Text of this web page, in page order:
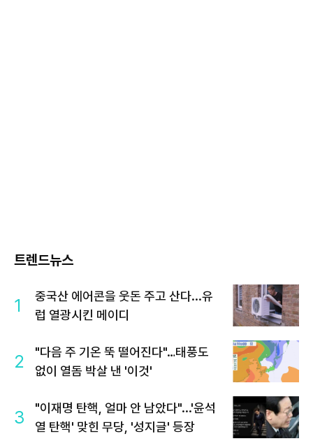
트렌드뉴스
1
중국산 에어콘을 웃돈 주고 산다...유
럽 열광시킨 메이디
2
"다음 주 기온 뚝 떨어진다"…태풍도
없이 열돔 박살 낸 '이것'
3
"이재명 탄핵, 얼마 안 남았다"...'윤석
열 탄핵' 맞힌 무당, '성지글' 등장